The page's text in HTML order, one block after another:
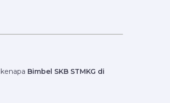
Bimbel SKB STMKG di